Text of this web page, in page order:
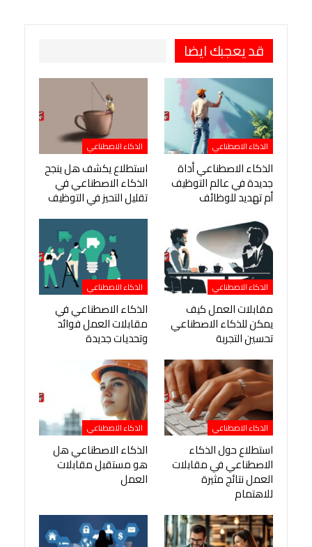
قد يعجبك ايضا
الذكاء الاصطناعي
الذكاء الاصطناعي أداة
جديدة في عالم التوظيف
أم تهديد للوظائف
الذكاء الاصطناعي
استطلاع يكشف هل ينجح
الذكاء الاصطناعي في
تقليل التحيز في التوظيف
الذكاء الاصطناعي
مقابلات العمل كيف
يمكن للذكاء الاصطناعي
تحسين التجربة
الذكاء الاصطناعي
الذكاء الاصطناعي في
مقابلات العمل فوائد
وتحديات جديدة
الذكاء الاصطناعي
استطلاع حول الذكاء
الاصطناعي في مقابلات
العمل نتائج مثيرة
للاهتمام
الذكاء الاصطناعي
الذكاء الاصطناعي هل
هو مستقبل مقابلات
العمل